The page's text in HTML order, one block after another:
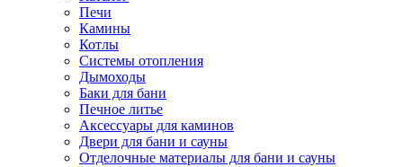
Печи
Камины
Котлы
Системы отопления
Дымоходы
Баки для бани
Печное литье
Аксессуары для каминов
Двери для бани и сауны
Отделочные материалы для бани и сауны